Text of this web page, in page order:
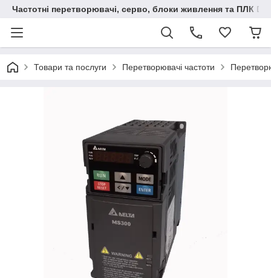
Частотні перетворювачі, серво, блоки живлення та ПЛК
Товари та послуги Перетворювачі частоти